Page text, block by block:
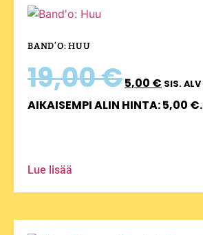
BAND’O: HUU
19,00€5,00 € SIS. ALV
AIKAISEMPI ALIN HINTA:5,00 €.
Lue lisää